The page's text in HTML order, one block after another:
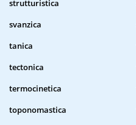
strutturistica
svanzica
tanica
tectonica
termocinetica
toponomastica